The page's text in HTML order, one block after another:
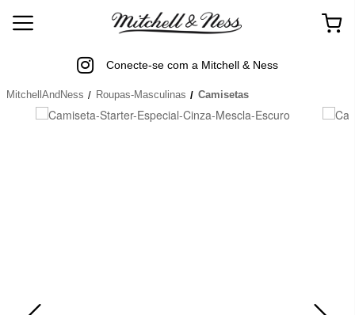
Conecte-se com a Mitchell & Ness
MitchellAndNess Roupas-Masculinas Camisetas